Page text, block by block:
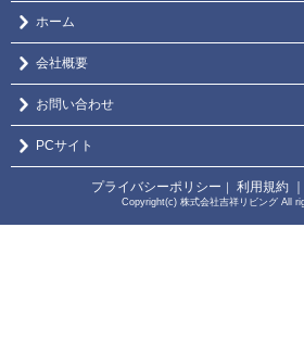
ホーム
会社概要
お問い合わせ
PCサイト
プライバシーポリシー ｜ 利用規約
Copyright(c) 株式会社吉祥リビング All